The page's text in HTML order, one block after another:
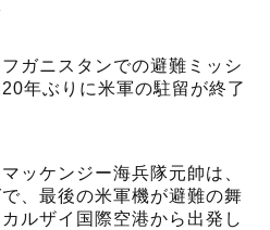
ガニスタンでの避難ミッシ
年ぶりに米軍の駐留が終了
ッケンジー海兵隊元帥は、
、最後の米軍機が避難の舞
ルザイ国際空港から出発し